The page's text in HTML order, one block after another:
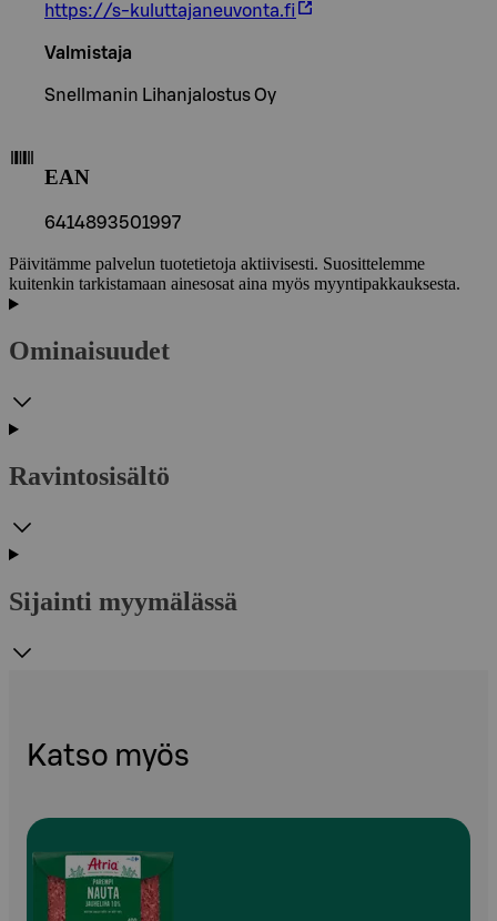
https://s-kuluttajaneuvonta.fi
Valmistaja
Snellmanin Lihanjalostus Oy
EAN
6414893501997
Päivitämme palvelun tuotetietoja aktiivisesti. Suosittelemme
kuitenkin tarkistamaan ainesosat aina myös myyntipakkauksesta.
Ominaisuudet
Ravintosisältö
Sijainti myymälässä
Katso myös